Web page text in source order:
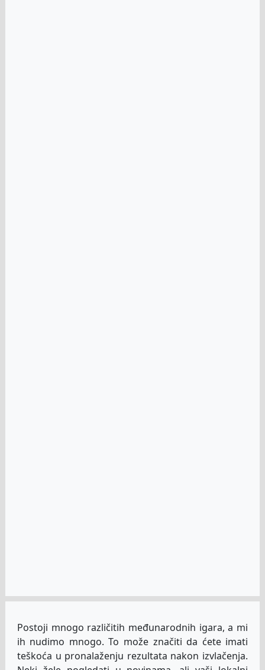
Postoji mnogo različitih međunarodnih igara, a mi
ih nudimo mnogo. To može značiti da ćete imati
teškoća u pronalaženju rezultata nakon izvlačenja.